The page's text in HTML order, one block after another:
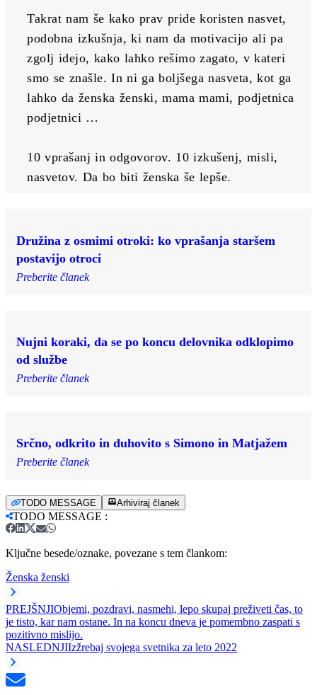
Takrat nam še kako prav pride koristen nasvet,
podobna izkušnja, ki nam da motivacijo ali pa
zgolj idejo, kako lahko rešimo zagato, v kateri
smo se znašle. In ni ga boljšega nasveta, kot ga
lahko da ženska ženski, mama mami, podjetnica
podjetnici …
10 vprašanj in odgovorov. 10 izkušenj, misli,
nasvetov. Da bo biti ženska še lepše.
Družina z osmimi otroki: ko vprašanja staršem
postavijo otroci
Preberite članek
Nujni koraki, da se po koncu delovnika odklopimo
od službe
Preberite članek
Srčno, odkrito in duhovito s Simono in Matjažem
Preberite članek
TODO MESSAGE Arhiviraj članek
TODO MESSAGE :
Ključne besede/oznake, povezane s tem člankom:
Ženska ženski
PREJŠNJIObjemi, pozdravi, nasmehi, lepo skupaj preživeti čas, to
je tisto, kar nam ostane. In na koncu dneva je pomembno zaspati s
pozitivno mislijo.
NASLEDNJIIzžrebaj svojega svetnika za leto 2022